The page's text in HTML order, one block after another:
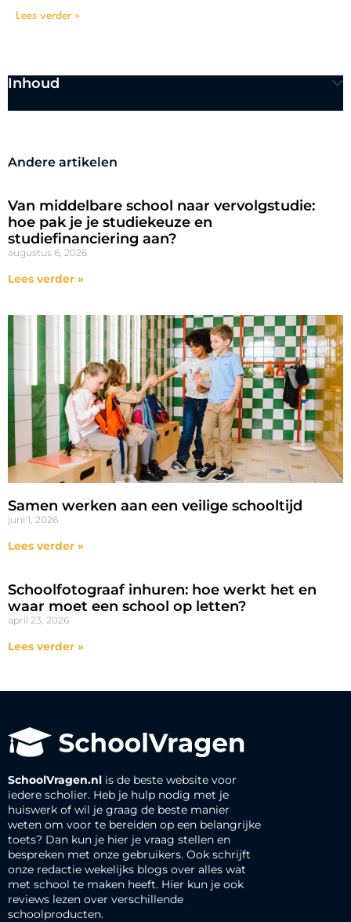
Lees verder »
Inhoud
Andere artikelen
Van middelbare school naar vervolgstudie:
hoe pak je je studiekeuze en
studiefinanciering aan?
augustus 6, 2026
Lees verder »
Samen werken aan een veilige schooltijd
juni 1, 2026
Lees verder »
Schoolfotograaf inhuren: hoe werkt het en
waar moet een school op letten?
april 23, 2026
Lees verder »
SchoolVragen.nl is de beste website voor
iedere scholier. Heb je hulp nodig met je
huiswerk of wil je graag de beste manier
weten om voor te bereiden op een belangrijke
toets? Dan kun je hier je vraag stellen en
bespreken met onze gebruikers. Ook schrijft
onze redactie wekelijks blogs over alles wat
met school te maken heeft. Hier kun je ook
reviews lezen over verschillende
schoolproducten.